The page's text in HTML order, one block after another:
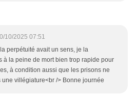
10/2025 07:51
perpétuité avait un sens, je la
à la peine de mort bien trop rapide pour
à condition aussi que les prisons ne
une villégiature<br /> Bonne journée